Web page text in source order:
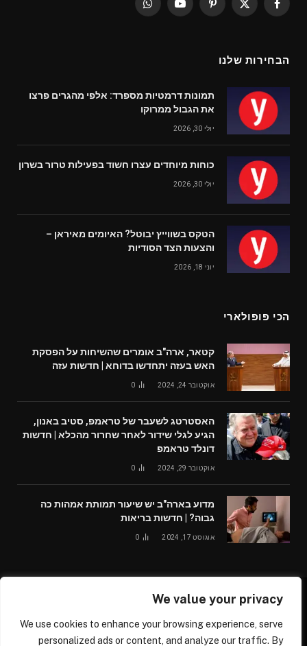
We value your privacy
We use cookies to enhance your browsing experience, serve
personalized ads or content, and analyze our traffic. By
Facebook
X
Pinterest
YouTube
WhatsApp
הבחירות שלנו
תמונות דרמטיות מספרד: אלפי מהגרים פרצו
את הגבול ממרוקו
יולי 30, 2026
כוחות מיוחדים עצרו חשוד בפעילות טרור בשרון
יולי 30, 2026
הטקס בשווייץ יבוטל? האיומים מאיראן –
והצעות הצד הסודיות
יוני 18, 2026
הכי פופולארי
קטאר, ארה"ב אומרים שהשיחות על הפסקת
האש בעזה יתחדשו בדוחא | חדשות עזה
אוקטובר 24, 2024 0
האסטרטג לשעבר של טראמפ, סטיב באנון,
הגיע לגלי שידור לאחר שחרור מהכלא | חדשות
דונלד טראמפ
אוקטובר 29, 2024 0
מדוע בארה"ב יש שיעור תמותת אמהות כה
גבוה? | חדשות בריאות
אוגוסט 17, 2024 0
עלינו צור קשר